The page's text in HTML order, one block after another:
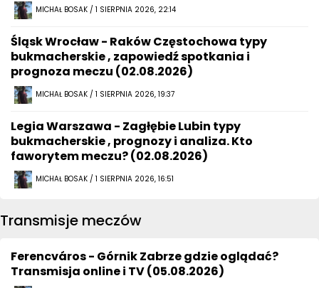
MICHAŁ BOSAK / 1 SIERPNIA 2026, 22:14
Śląsk Wrocław - Raków Częstochowa typy
bukmacherskie , zapowiedź spotkania i
prognoza meczu (02.08.2026)
MICHAŁ BOSAK / 1 SIERPNIA 2026, 19:37
Legia Warszawa - Zagłębie Lubin typy
bukmacherskie , prognozy i analiza. Kto
faworytem meczu? (02.08.2026)
MICHAŁ BOSAK / 1 SIERPNIA 2026, 16:51
Transmisje meczów
Ferencváros - Górnik Zabrze gdzie oglądać?
Transmisja online i TV (05.08.2026)